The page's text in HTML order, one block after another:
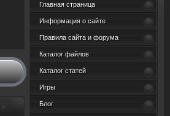
Главная страница
Информация о сайте
Правила сайта и форума
Каталог файлов
Каталог статей
Игры
Блог
НОВЫЙ МАТЕРИАЛ